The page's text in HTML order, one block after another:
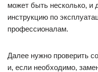
может быть несколько, и
инструкцию по
профессионалам.
Далее нужно проверить
и, если необходимо,